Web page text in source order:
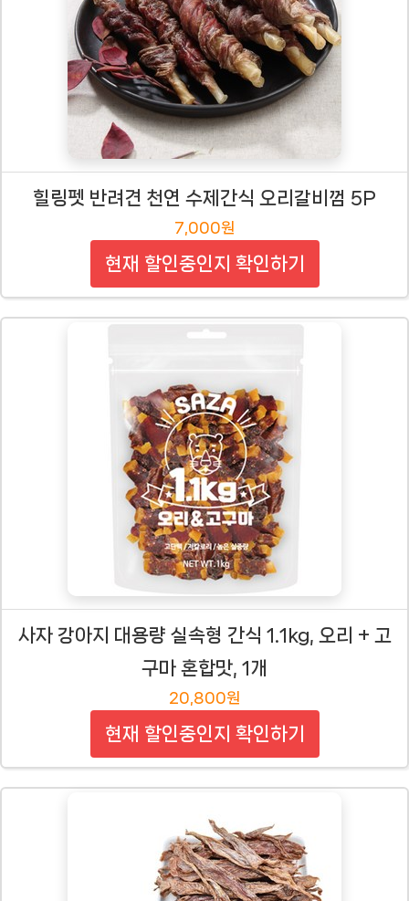
힐링펫 반려견 천연 수제간식 오리갈비껌 5P
7,000원
현재 할인중인지 확인하기
사자 강아지 대용량 실속형 간식 1.1kg, 오리 + 고
구마 혼합맛, 1개
20,800원
현재 할인중인지 확인하기